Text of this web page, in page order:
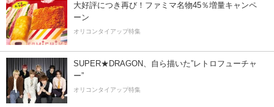
大好評につき再び！ファミマ名物45％増量キャンペ
ーン
オリコンタイアップ特集
SUPER★DRAGON、自ら描いた”レトロフューチャ
ー”
オリコンタイアップ特集